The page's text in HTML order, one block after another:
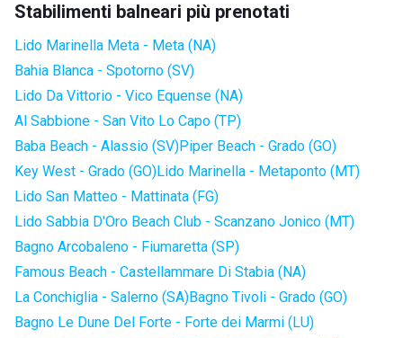
Stabilimenti balneari più prenotati
Lido Marinella Meta - Meta (NA)
Bahia Blanca - Spotorno (SV)
Lido Da Vittorio - Vico Equense (NA)
Al Sabbione - San Vito Lo Capo (TP)
Baba Beach - Alassio (SV)Piper Beach - Grado (GO)
Key West - Grado (GO)Lido Marinella - Metaponto (MT)
Lido San Matteo - Mattinata (FG)
Lido Sabbia D'Oro Beach Club - Scanzano Jonico (MT)
Bagno Arcobaleno - Fiumaretta (SP)
Famous Beach - Castellammare Di Stabia (NA)
La Conchiglia - Salerno (SA)Bagno Tivoli - Grado (GO)
Bagno Le Dune Del Forte - Forte dei Marmi (LU)